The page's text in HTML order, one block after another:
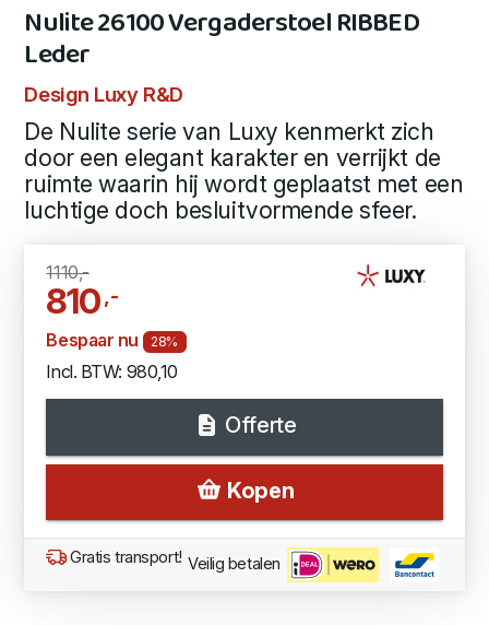
Nulite 26100 Vergaderstoel RIBBED
Leder
Design Luxy R&D
De Nulite serie van Luxy kenmerkt zich
door een elegant karakter en verrijkt de
ruimte waarin hij wordt geplaatst met een
luchtige doch besluitvormende sfeer.
1110,-
810,-
Bespaar nu 28%
Incl. BTW: 980,10
Offerte
Kopen
Gratis transport! Veilig betalen